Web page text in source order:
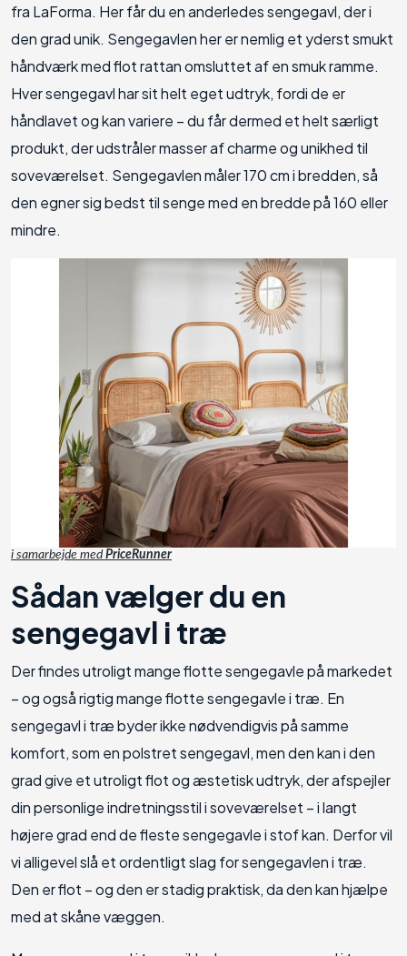
fra LaForma. Her får du en anderledes sengegavl, der i
den grad unik. Sengegavlen her er nemlig et yderst smukt
håndværk med flot rattan omsluttet af en smuk ramme.
Hver sengegavl har sit helt eget udtryk, fordi de er
håndlavet og kan variere – du får dermed et helt særligt
produkt, der udstråler masser af charme og unikhed til
soveværelset. Sengegavlen måler 170 cm i bredden, så
den egner sig bedst til senge med en bredde på 160 eller
mindre.
i samarbejde medPriceRunner
Sådan vælger du en
sengegavl i træ
Der findes utroligt mange flotte sengegavle på markedet
– og også rigtig mange flotte sengegavle i træ. En
sengegavl i træ byder ikke nødvendigvis på samme
komfort, som en polstret sengegavl, men den kan i den
grad give et utroligt flot og æstetisk udtryk, der afspejler
din personlige indretningsstil i soveværelset – i langt
højere grad end de fleste sengegavle i stof kan. Derfor vil
vi alligevel slå et ordentligt slag for sengegavlen i træ.
Den er flot – og den er stadig praktisk, da den kan hjælpe
med at skåne væggen.